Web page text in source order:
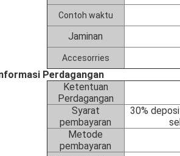
Contoh waktu
Jaminan
Accesorries
Perdagangan
Ketentuan
Perdagangan
Syarat
pembayaran
30%
Metode
pembayaran